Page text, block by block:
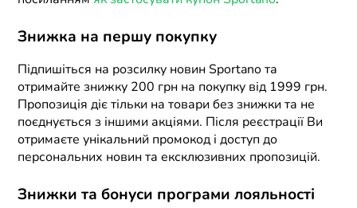
Знижка на першу покупку
Підпишіться на розсилку новин Sportano та
отримайте знижку 200 грн на покупку від 1999 грн.
Пропозиція діє тільки на товари без знижки та не
поєднується з іншими акціями. Після реєстрації Ви
отримаєте унікальний промокод і доступ до
персональних новин та ексклюзивних пропозицій.
Знижки та бонуси програми лояльності